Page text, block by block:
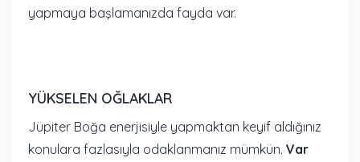
yapmaya başlamanızda fayda var.
YÜKSELEN OĞLAKLAR
Jüpiter Boğa enerjisiyle yapmaktan keyif aldığınız
konulara fazlasıyla odaklanmanız mümkün. Var